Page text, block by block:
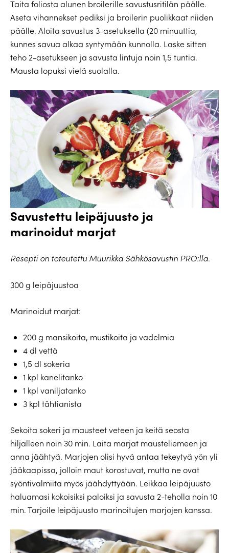
Taita foliosta alunen broilerille savustusritilän päälle.
Aseta vihannekset pediksi ja broilerin puolikkaat niiden
päälle. Aloita savustus 3-asetuksella (20 minuuttia,
kunnes savua alkaa syntymään kunnolla. Laske sitten
teho 2-asetukseen ja savusta lintuja noin 1,5 tuntia.
Mausta lopuksi vielä suolalla.
Savustettu leipäjuusto ja
marinoidut marjat
Resepti on toteutettu Muurikka Sähkösavustin PRO:lla.
300 g leipäjuustoa
Marinoidut marjat:
200 g mansikoita, mustikoita ja vadelmia
4 dl vettä
1,5 dl sokeria
1 kpl kanelitanko
1 kpl vaniljatanko
3 kpl tähtianista
Sekoita sokeri ja mausteet veteen ja keitä seosta
hiljalleen noin 30 min. Laita marjat mausteliemeen ja
anna jäähtyä. Marjojen olisi hyvä antaa tekeytyä yön yli
jääkaapissa, jolloin maut korostuvat, mutta ne ovat
syöntivalmiita myös jäähdyttyään. Leikkaa leipäjuusto
haluamasi kokoisiksi paloiksi ja savusta 2-teholla noin 10
min. Tarjoile leipäjuusto marinoitujen marjojen kanssa.